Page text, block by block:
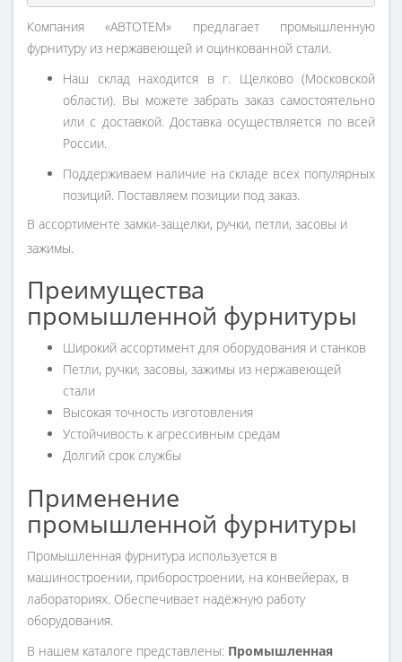
Компания «АВТОТЕМ» предлагает промышленную
фурнитуру из нержавеющей и оцинкованной стали.
Наш склад находится в г. Щелково (Московской
области). Вы можете забрать заказ самостоятельно
или с доставкой. Доставка осуществляется по всей
России.
Поддерживаем наличие на складе всех популярных
позиций. Поставляем позиции под заказ.
В ассортименте замки-защелки, ручки, петли, засовы и
зажимы.
Преимущества
промышленной фурнитуры
Широкий ассортимент для оборудования и станков
Петли, ручки, засовы, зажимы из нержавеющей
стали
Высокая точность изготовления
Устойчивость к агрессивным средам
Долгий срок службы
Применение
промышленной фурнитуры
Промышленная фурнитура используется в
машиностроении, приборостроении, на конвейерах, в
лабораториях. Обеспечивает надёжную работу
оборудования.
В нашем каталоге представлены: Промышленная